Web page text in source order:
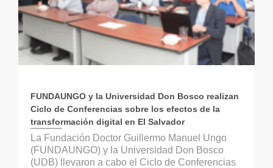
FUNDAUNGO y la Universidad Don Bosco realizan
Ciclo de Conferencias sobre los efectos de la
transformación digital en El Salvador
La Fundación Doctor Guillermo Manuel Ungo
(FUNDAUNGO) y la Universidad Don Bosco
(UDB) llevaron a cabo el Ciclo de Conferencias